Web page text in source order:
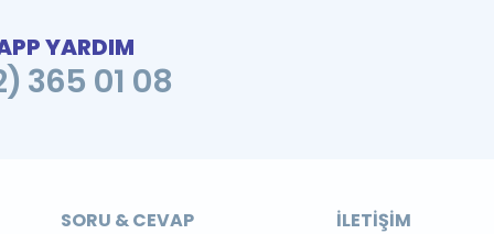
YARDIM
365 01 08
SORU & CEVAP İLETIŞIM